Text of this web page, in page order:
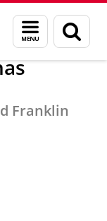
Menu
en
zoeken
Prof
Franklin